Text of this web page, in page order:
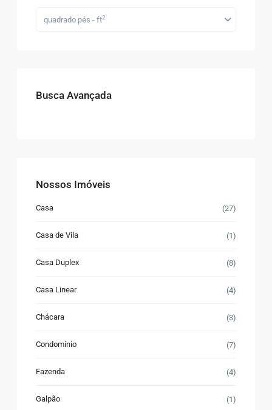
quadrado pés - ft2
Busca Avançada
Nossos Imóveis
Casa (27)
Casa de Vila (1)
Casa Duplex (8)
Casa Linear (4)
Chácara (3)
Condomínio (7)
Fazenda (4)
Galpão (1)